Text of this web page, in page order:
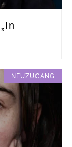
NEUZUGANG